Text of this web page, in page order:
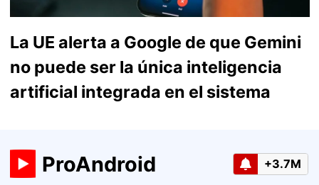
La UE alerta a Google de que Gemini
no puede ser la única inteligencia
artificial integrada en el sistema
ProAndroid +3.7M